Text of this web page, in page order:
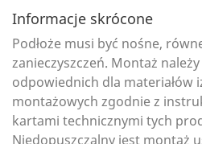
Informacje skrócone
Podłoże musi być nośne,
zanieczyszczeń. Montaż
odpowiednich dla materiałów
montażowych zgodnie z
kartami technicznymi tych
Niedopuszczalny jest montaż